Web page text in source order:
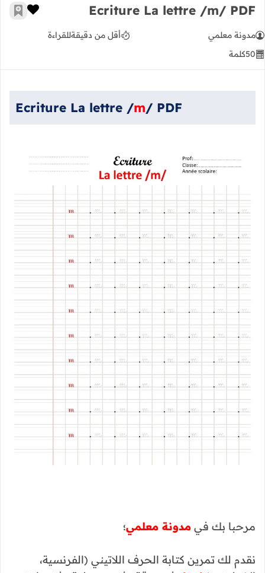
Ecriture La lettre /m/ PDF زر
أضف
مدونة معلمي أقل من دقيقةللقراءة
50كلمة
Ecriture La lettre /m/ PDF
مرحبا بك في مدونة معلمي؛
نقدم لك تمرين كتابة الحرف اللاتيني (الفرنسية،